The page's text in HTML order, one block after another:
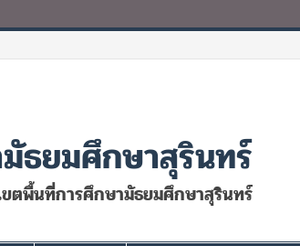
ธยมศึกษาสุรินทร์
ตพื้นที่การศึกษามัธยมศึกษาสุรินทร์